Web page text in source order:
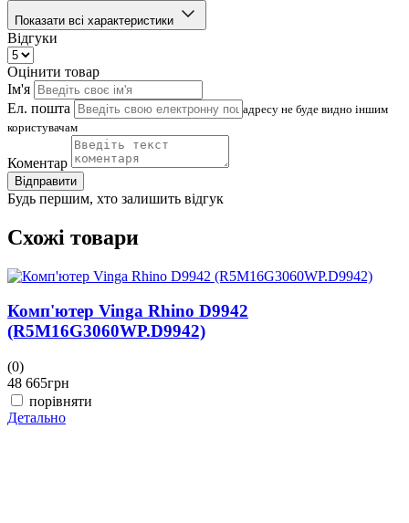
Показати всі характеристики
Відгуки
Оцінити товар
Ім'я
Ел. пошта
адресу не буде видно іншим
користувачам
Коментар
Відправити
Будь першим, хто залишить відгук
Схожі товари
Комп'ютер Vinga Rhino D9942
(R5M16G3060WP.D9942)
(0)
48 665грн
порівняти
Детально